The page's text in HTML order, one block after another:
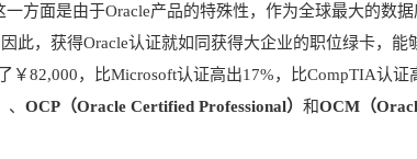
方面是由于Oracle产品的特殊性，作为全球最大的数
，获得Oracle认证就如同获得大企业的职位绿卡，
82,000，比Microsoft认证高出17%，比CompTIA认证
、 OCP（Oracle Certified Professional） 和OCM（